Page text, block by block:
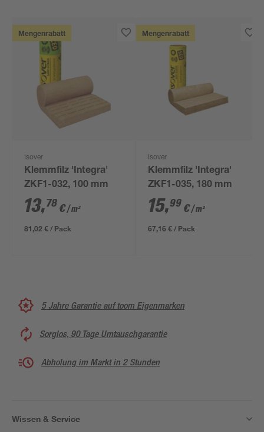
Mengenrabatt
Isover
Klemmfilz 'Integra'
ZKF1-032, 100 mm
13,78 €/ m²
81,02 € / Pack
Mengenrabatt
Isover
Klemmfilz 'Integra'
ZKF1-035, 180 mm
15,99 €/ m²
67,16 € / Pack
5 Jahre Garantie auf toom Eigenmarken
Sorglos, 90 Tage Umtauschgarantie
Abholung im Markt in 2 Stunden
Wissen & Service